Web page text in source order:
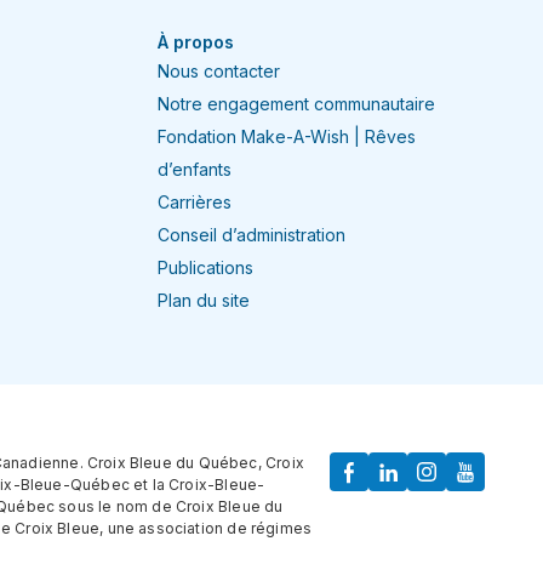
À propos
Nous contacter
Notre engagement communautaire
Fondation Make-A-Wish | Rêves
d’enfants
Carrières
Conseil d’administration
Publications
Plan du site
Croix Bleue du Québec, Croix
Bleue-Québec et la Croix-Bleue-
sous le nom de Croix Bleue du
Croix Bleue, une association de régimes